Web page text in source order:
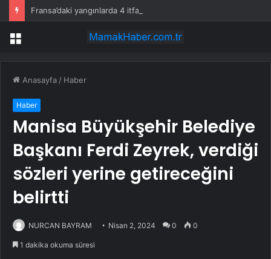
Fransa’daki yangınlarda 4 itfaiye eri hayatını kaybetti
Menü
Anasayfa / Haber
Haber
Manisa Büyükşehir Belediye
Başkanı Ferdi Zeyrek, verdiği
sözleri yerine getireceğini
belirtti
NURCAN BAYRAM Nisan 2, 2024 0 0
1 dakika okuma süresi